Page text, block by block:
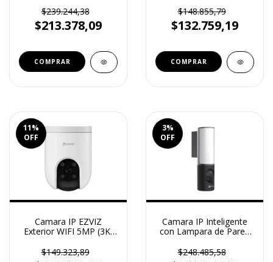
$239.244,38
$213.378,09
CB1
$148.855,79
$132.759,19
11%
OFF
Camara IP EZVIZ
Exterior WIFI 5MP (3K)
Bidireccional CS-H8C
$149.323,89
3%
OFF
Camara IP Inteligente
con Lampara de Pared
2K CS-LC3
$248.485,58